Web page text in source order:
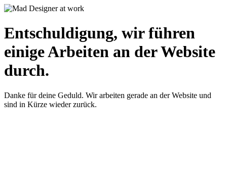
Entschuldigung, wir führen
einige Arbeiten an der Website
durch.
Danke für deine Geduld. Wir arbeiten gerade an der Website und
sind in Kürze wieder zurück.